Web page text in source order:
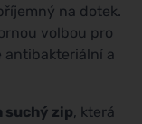
na dotek.
volbou pro
antibakteriální a
suchý zip, která